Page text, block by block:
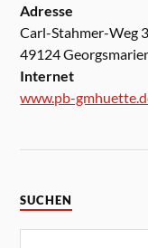
Adresse
Carl-Stahmer-Weg
49124
Internet
www.pb-
SUCHEN